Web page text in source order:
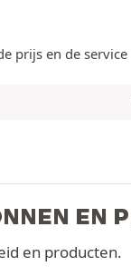
prijs en de service
EN
en producten.